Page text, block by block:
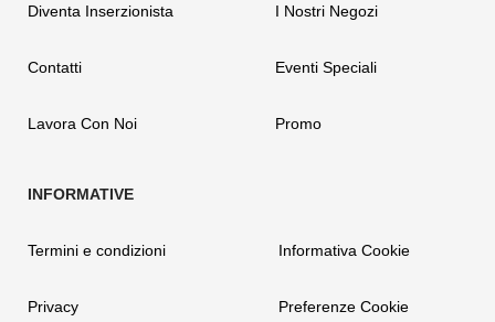
Diventa Inserzionista
Contatti
Lavora Con Noi
I Nostri Negozi
Eventi Speciali
Promo
Termini e condizioni
Privacy
Informativa Cookie
Preferenze Cookie